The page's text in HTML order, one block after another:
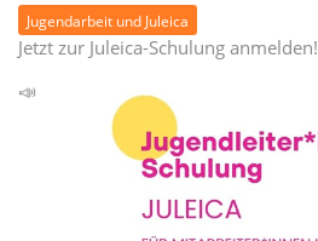
Jugendarbeit und Juleica
Jetzt zur Juleica-Schulung anmelden!
📣